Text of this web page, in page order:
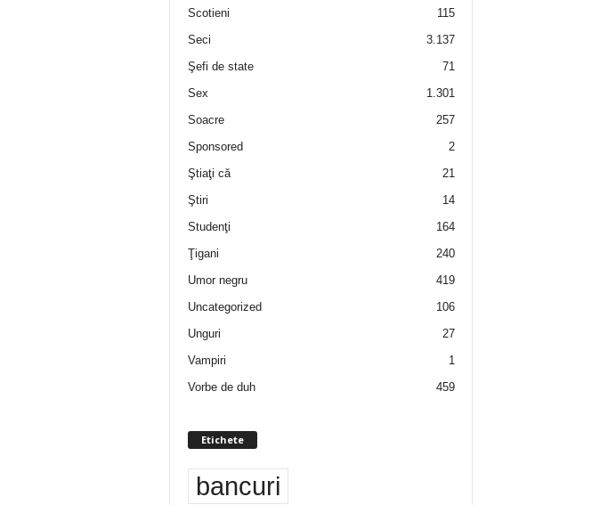
Scotieni
115
Seci
3.137
Şefi de state
71
Sex
1.301
Soacre
257
Sponsored
2
Ştiaţi că
21
Ştiri
14
Studenţi
164
Ţigani
240
Umor negru
419
Uncategorized
106
Unguri
27
Vampiri
1
Vorbe de duh
459
Etichete
bancuri